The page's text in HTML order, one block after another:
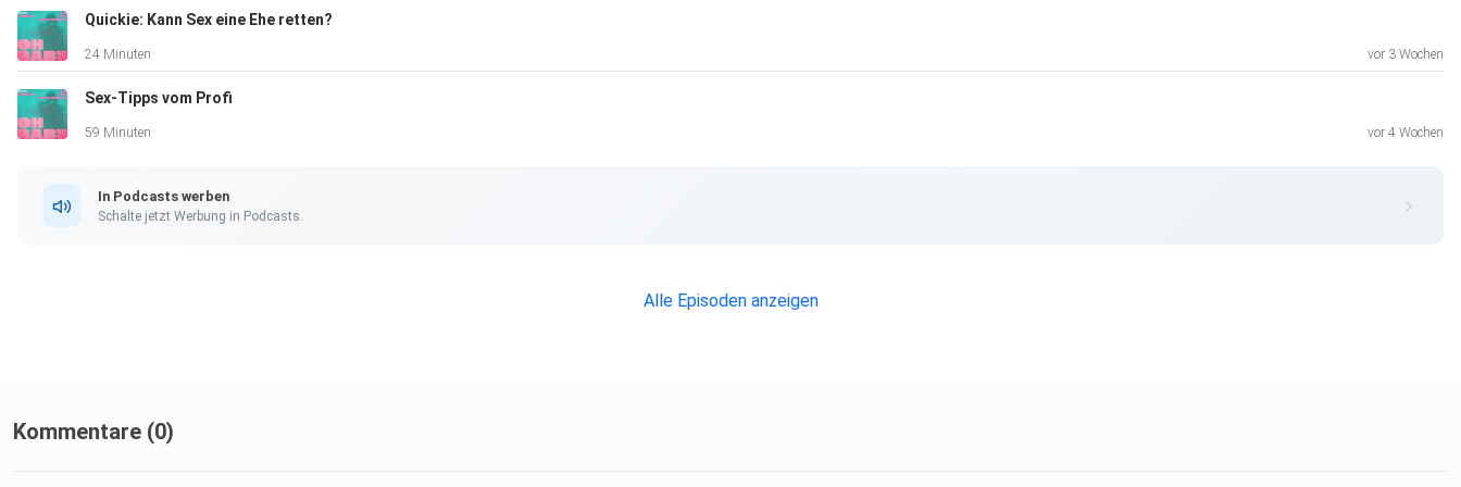
Quickie: Kann Sex eine Ehe retten?
24 Minuten vor 3 Wochen
Sex-Tipps vom Profi
59 Minuten vor 4 Wochen
In Podcasts werben
Schalte jetzt Werbung in Podcasts.
Alle Episoden anzeigen
Kommentare (0)